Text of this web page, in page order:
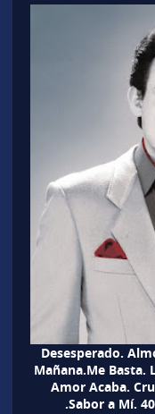
Desesperado.
Mañana.Me Basta.
Amor Acaba.
.Sabor a Mí.